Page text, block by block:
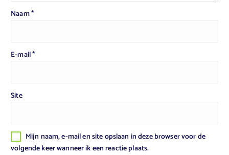
Naam*
E-mail*
Site
Mijn naam, e-mail en site opslaan in deze browser voor de
volgende keer wanneer ik een reactie plaats.